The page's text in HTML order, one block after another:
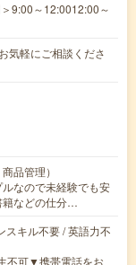
9:00～12:0012:00～
軽にご相談くださ
品管理）
なので未経験でも安
などの仕分…
スキル不要 / 英語力不
不可▼携帯電話をお